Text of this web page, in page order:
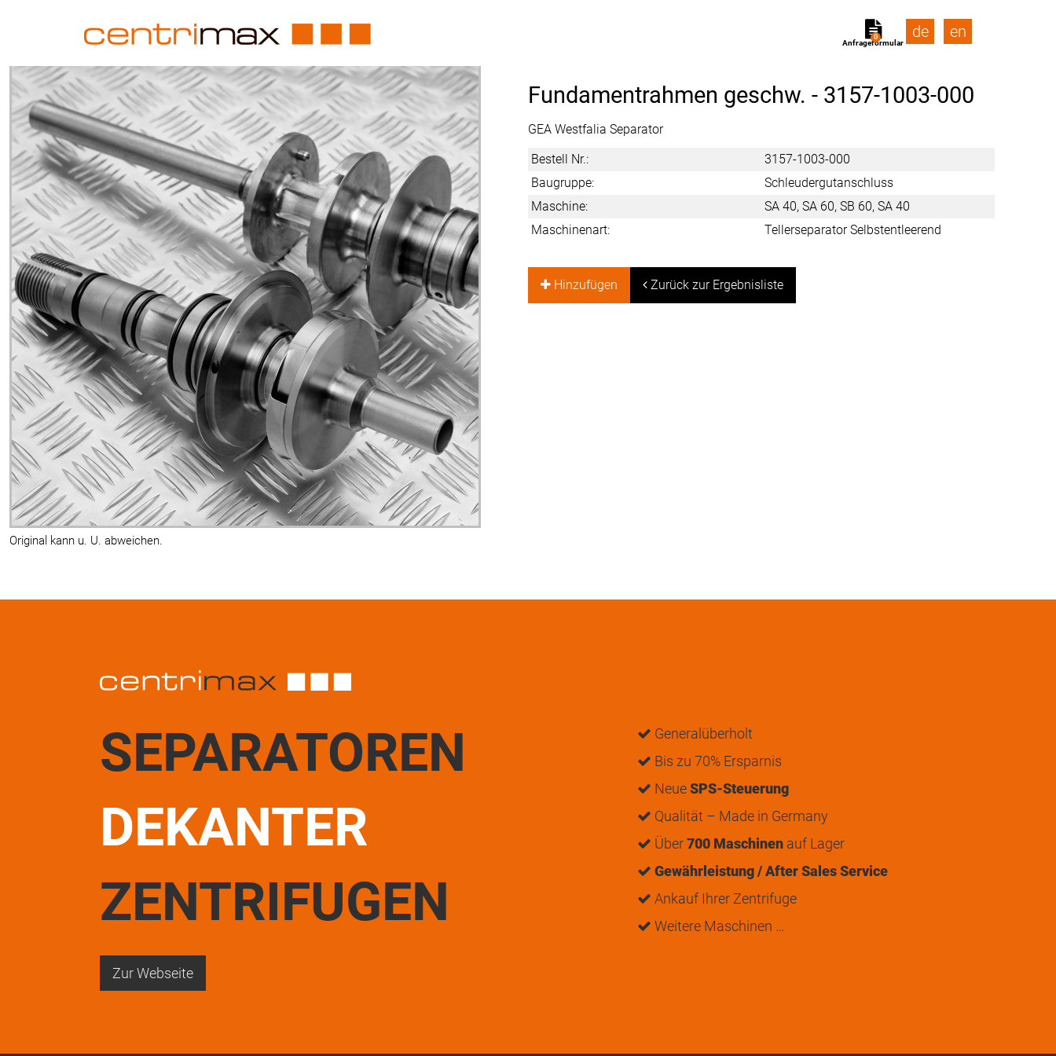
Anfrageformular
0 de en
Original kann u. U. abweichen.
Fundamentrahmen geschw. - 3157-1003-000
GEA Westfalia Separator
Bestell Nr.:
3157-1003-000
Baugruppe:
Schleudergutanschluss
Maschine:
SA 40, SA 60, SB 60, SA 40
Maschinenart:
Tellerseparator Selbstentleerend
Hinzufügen Zurück zur Ergebnisliste
SEPARATOREN
DEKANTER
ZENTRIFUGEN
Generalüberholt
Bis zu 70% Ersparnis
NeueSPS-Steuerung
Qualität – Made in Germany
Über700 Maschinen auf Lager
Gewährleistung / After Sales Service
Ankauf Ihrer Zentrifuge
Weitere Maschinen …
Zur Webseite